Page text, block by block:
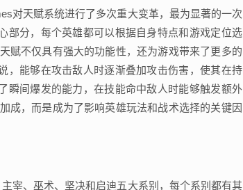
对天赋系统进行了多次重大变革，最为显著的一次
部分，每个英雄都可以根据自身特点和游戏定位选
赋不仅具有强大的功能性，还为游戏带来了更多的
，能够在攻击敌人时逐渐叠加攻击伤害，使其在持
瞬间爆发的能力，在技能命中敌人时能够触发额外
成，而是成为了影响英雄玩法和战术选择的关键因
宰、巫术、坚决和启迪五大系别，每个系别都有其